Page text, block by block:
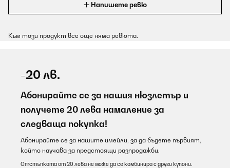
Напишете ревю
Към този продукт все още няма ревюта.
-20 лв.
Абонирайте се за нашия нюзлетър и
получете 20 лева намаление за
следваща покупка!
Абонирайте се за нашите имейли, за да бъдете първият,
който научава за предстоящи разпродажби.
Отстъпката от 20 лева не може да се комбинира с други купони.